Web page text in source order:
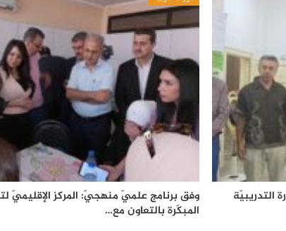
التدريبيّة
وفق برنامج علميّ منهجيّ: المركز الإقليميّ
المبكّرة بالتعاون مع…